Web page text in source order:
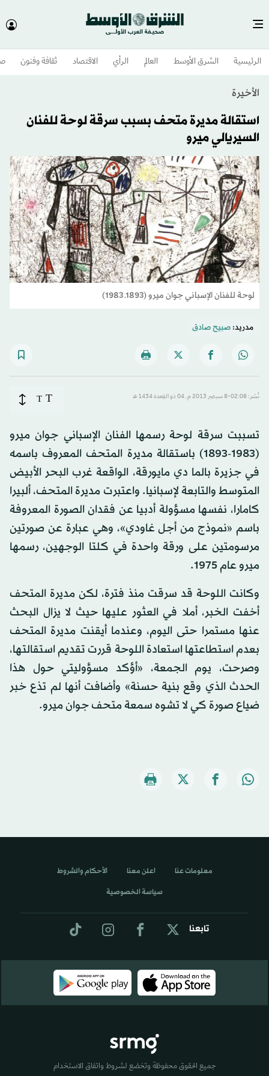
الرئيسية الشرق الأوسط​ العالم الرأي الاقتصاد ثقافة وفنون
الأخيرة
استقالة مديرة متحف بسبب سرقة لوحة للفنان
السيريالي ميرو
لوحة للفنان الإسباني جوان ميرو (1893ـ 1983)
مدريد:صبيح صادق
نُشر: 02:08-8 سبتمبر 2013 م ـ 04 ذو القِعدة 1434 هـ T
T
تسببت سرقة لوحة رسمها الفنان الإسباني جوان ميرو
(1983-1893) باستقالة مديرة المتحف المعروف باسمه
في جزيرة بالما دي مايورقة، الواقعة غرب البحر الأبيض
المتوسط والتابعة لإسبانيا. واعتبرت مديرة المتحف، ألبيرا
كامارا، نفسها مسؤولة أدبيا عن فقدان الصورة المعروفة
باسم «نموذج من أجل غاودي»، وهي عبارة عن صورتين
مرسومتين على ورقة واحدة في كلتا الوجهين، رسمها
ميرو عام 1975.
وكانت اللوحة قد سرقت منذ فترة، لكن مديرة المتحف
أخفت الخبر، أملا في العثور عليها حيث لا يزال البحث
عنها مستمرا حتى اليوم، وعندما أيقنت مديرة المتحف
بعدم استطاعتها استعادة اللوحة قررت تقديم استقالتها،
وصرحت، يوم الجمعة، «أؤكد مسؤوليتي حول هذا
الحدث الذي وقع بنية حسنة» وأضافت أنها لم تذع خبر
ضياع صورة كي لا تشوه سمعة متحف جوان ميرو.
تابعنا
معلومات عنا اعلن معنا الأحكام والشروط
سياسة الخصوصية
جميع الحقوق محفوظة وتخضع لشروط واتفاق الاستخدام